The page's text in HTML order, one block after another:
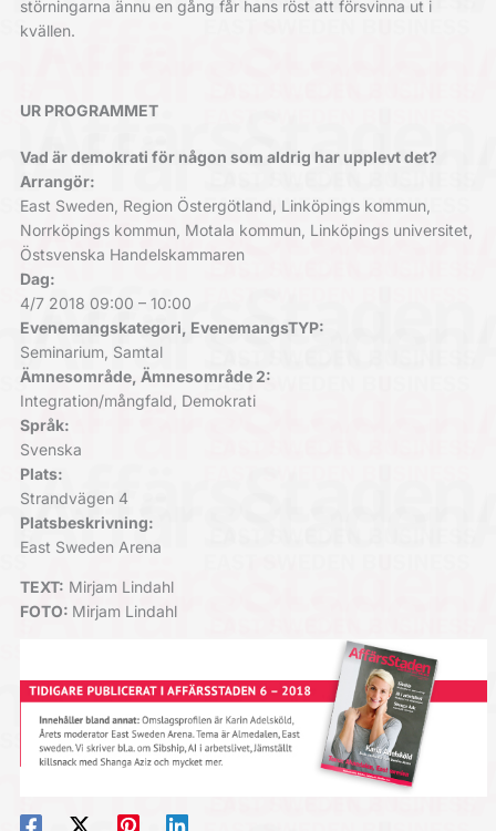
störningarna ännu en gång får hans röst att försvinna ut i
kvällen.
UR PROGRAMMET
Vad är demokrati för någon som aldrig har upplevt det?
Arrangör:
East Sweden, Region Östergötland, Linköpings kommun,
Norrköpings kommun, Motala kommun, Linköpings universitet,
Östsvenska Handelskammaren
Dag:
4/7 2018 09:00 – 10:00
Evenemangskategori, EvenemangsTYP:
Seminarium, Samtal
Ämnesområde, Ämnesområde 2:
Integration/mångfald, Demokrati
Språk:
Svenska
Plats:
Strandvägen 4
Platsbeskrivning:
East Sweden Arena
TEXT: Mirjam Lindahl
FOTO: Mirjam Lindahl